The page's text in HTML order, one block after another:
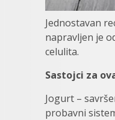
Jednostavan
napravljen je
celulita.
Sastojci za
Jogurt –
probavni